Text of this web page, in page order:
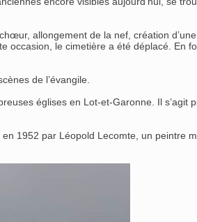
allongement de la nef, création
le cimetière a été déplacé. En
de l’évangile.
églises en Lot-et-Garonne. Il s’agit
1952 par Léopold Lecomte, un peintre